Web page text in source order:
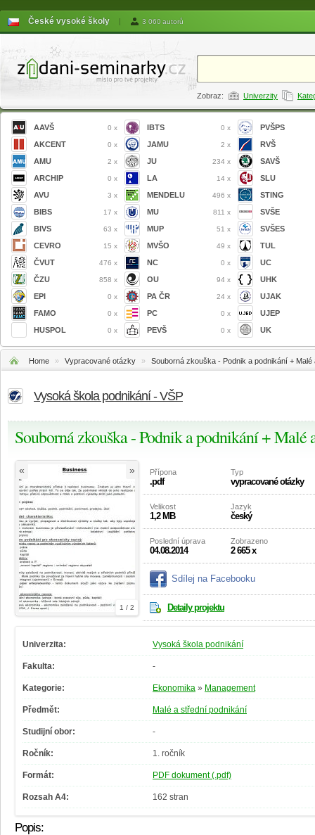
České vysoké školy | 3 060 autorů
Zobraz: Univerzity
AAVŠ 0 x
AKCENT 0 x
AMU 2 x
ARCHIP 0 x
AVU 3 x
BIBS 17 x
BIVS 63 x
CEVRO 15 x
ČVUT 476 x
ČZU 858 x
EPI 0 x
FAMO 0 x
HUSPOL 0 x
IBTS 0 x
JAMU 2 x
JU 234 x
LA 14 x
MENDELU 496 x
MU 811 x
MUP 51 x
MVŠO 49 x
NC 0 x
OU 94 x
PA ČR 24 x
PC 0 x
PEVŠ 0 x
PVŠPS
RVŠ
SAVŠ
SLU
STING
SVŠE
SVŠES
TUL
UC
UHK
UJAK
UJEP
UK
Home » Vypracované otázky » Souborná zkouška - Podnik a podnikání +
Vysoká škola podnikání - VŠP
Souborná zkouška - Podnik a podnikání + Malé
1 / 2
« » Přípona
.pdf
Typ
vypracované otázky
Velikost
1,2 MB
Jazyk
český
Poslední úprava
04.08.2014
Zobrazeno
2 665 x
Sdílej na Facebooku
Detaily projektu
Univerzita: Vysoká škola podnikání
Fakulta: -
Kategorie: Ekonomika » Management
Předmět: Malé a střední podnikání
Studijní obor: -
Ročník: 1. ročník
Formát: PDF dokument (.pdf)
Rozsah A4: 162 stran
Popis: